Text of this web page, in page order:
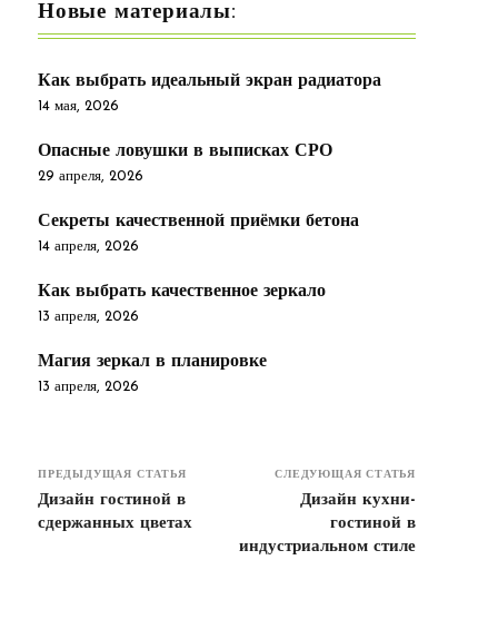
Новые материалы:
Как выбрать идеальный экран радиатора
14 мая, 2026
Опасные ловушки в выписках СРО
29 апреля, 2026
Секреты качественной приёмки бетона
14 апреля, 2026
Как выбрать качественное зеркало
13 апреля, 2026
Магия зеркал в планировке
13 апреля, 2026
ПРЕДЫДУЩАЯ СТАТЬЯ
Дизайн гостиной в
сдержанных цветах
СЛЕДУЮЩАЯ СТАТЬЯ
Дизайн кухни-
гостиной в
индустриальном стиле